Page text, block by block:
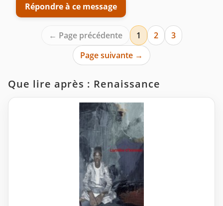
Répondre à ce message
← Page précédente 1 2
3
Page suivante →
Que lire après : Renaissance